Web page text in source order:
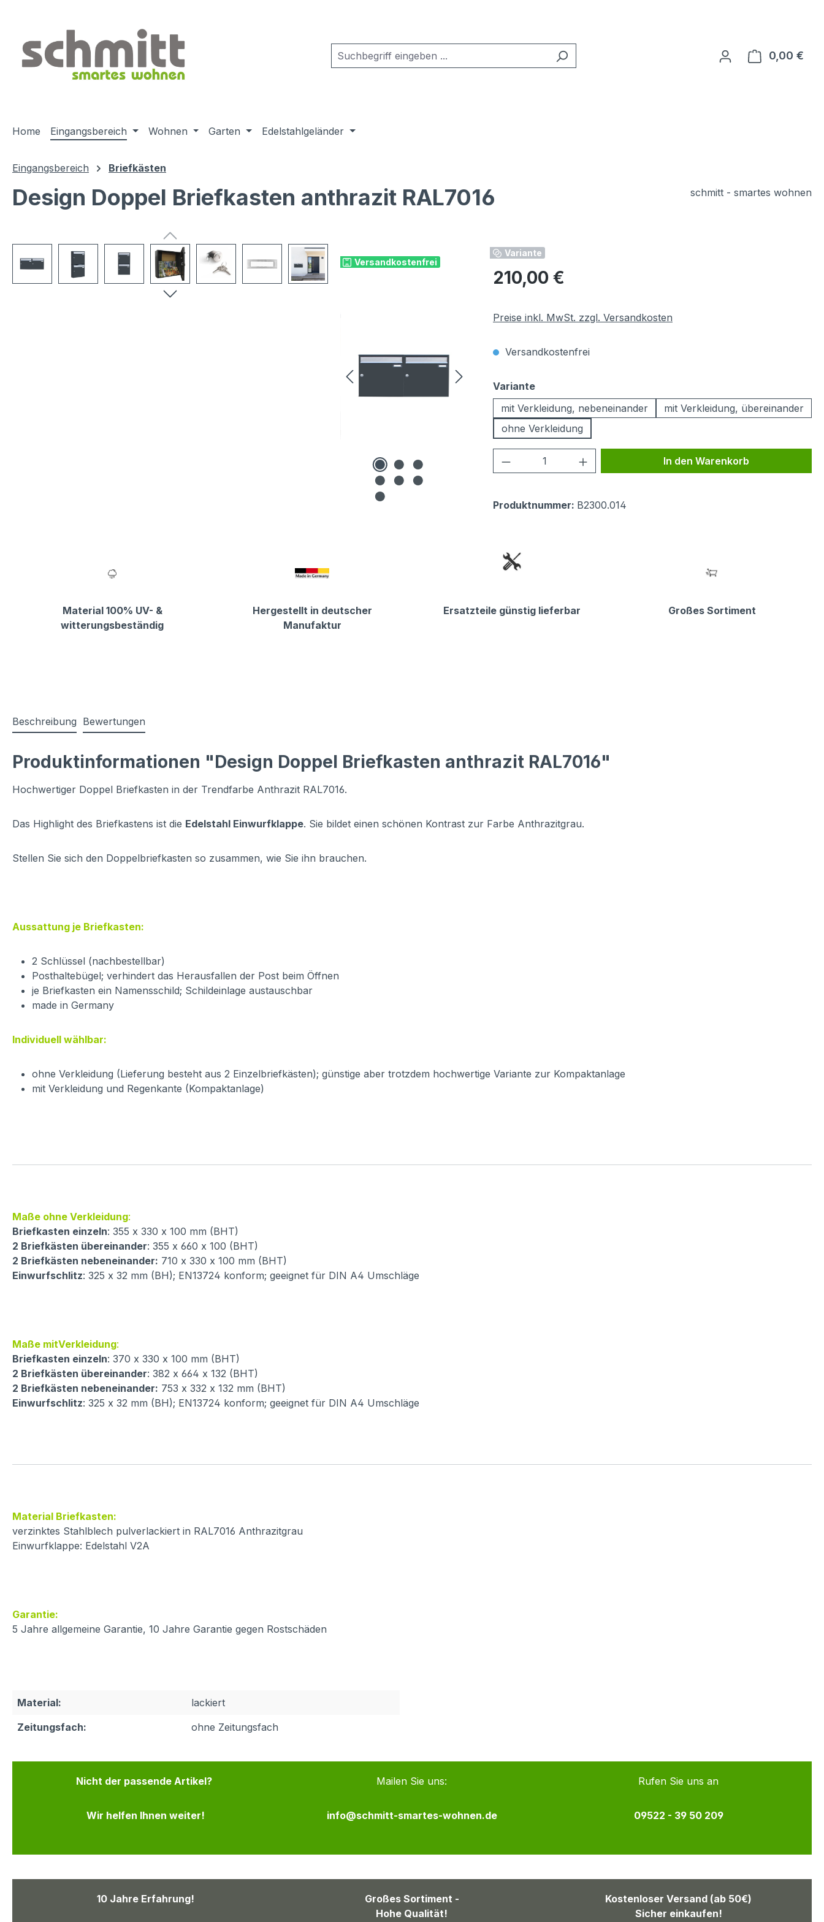
0,00 €
Home Eingangsbereich Wohnen Garten Edelstahlgeländer
Eingangsbereich Briefkästen
Design Doppel Briefkasten anthrazit RAL7016 schmitt - smartes wohnen
Versandkostenfrei
Variante
Regulärer Preis:
210,00 €
Preise inkl. MwSt. zzgl. Versandkosten
Versandkostenfrei
Varianteauswählen
mit Verkleidung, nebeneinander
mit Verkleidung, übereinander
ohne Verkleidung
Produkt Anzahl: Gib den gewünschten Wert
In den Warenkorb
Produktnummer: B2300.014
Material 100% UV- &
witterungsbeständig
Hergestellt in deutscher
Manufaktur
Ersatzteile günstig lieferbar Großes Sortiment
Beschreibung Bewertungen
Produktinformationen "Design Doppel Briefkasten anthrazit RAL7016"
Hochwertiger Doppel Briefkasten in der Trendfarbe Anthrazit RAL7016.
Das Highlight des Briefkastens ist die Edelstahl Einwurfklappe. Sie bildet einen schönen Kontrast zur Farbe Anthrazitgrau.
Stellen Sie sich den Doppelbriefkasten so zusammen, wie Sie ihn brauchen.
Aussattung je Briefkasten:
2 Schlüssel (nachbestellbar)
Posthaltebügel; verhindert das Herausfallen der Post beim Öffnen
je Briefkasten ein Namensschild; Schildeinlage austauschbar
made in Germany
Individuell wählbar:
ohne Verkleidung (Lieferung besteht aus 2 Einzelbriefkästen); günstige aber trotzdem hochwertige Variante zur Kompaktanlage
mit Verkleidung und Regenkante (Kompaktanlage)
Maße ohne Verkleidung:
Briefkasten einzeln: 355 x 330 x 100 mm (BHT)
2 Briefkästen übereinander: 355 x 660 x 100 (BHT)
2 Briefkästen nebeneinander: 710 x 330 x 100 mm (BHT)
Einwurfschlitz: 325 x 32 mm (BH); EN13724 konform; geeignet für DIN A4 Umschläge
Maße mitVerkleidung:
Briefkasten einzeln: 370 x 330 x 100 mm (BHT)
2 Briefkästen übereinander: 382 x 664 x 132 (BHT)
2 Briefkästen nebeneinander: 753 x 332 x 132 mm (BHT)
Einwurfschlitz: 325 x 32 mm (BH); EN13724 konform; geeignet für DIN A4 Umschläge
Material Briefkasten:
verzinktes Stahlblech pulverlackiert in RAL7016 Anthrazitgrau
Einwurfklappe: Edelstahl V2A
Garantie:
5 Jahre allgemeine Garantie, 10 Jahre Garantie gegen Rostschäden
Material:
lackiert
Zeitungsfach:
ohne Zeitungsfach
Nicht der passende Artikel?
Wir helfen Ihnen weiter!
Mailen Sie uns:
info@schmitt-smartes-wohnen.de
Rufen Sie uns an
09522 - 39 50 209
10 Jahre Erfahrung!
Großes Sortiment -
Hohe Qualität!
Kostenloser Versand (ab 50€)
Sicher einkaufen!